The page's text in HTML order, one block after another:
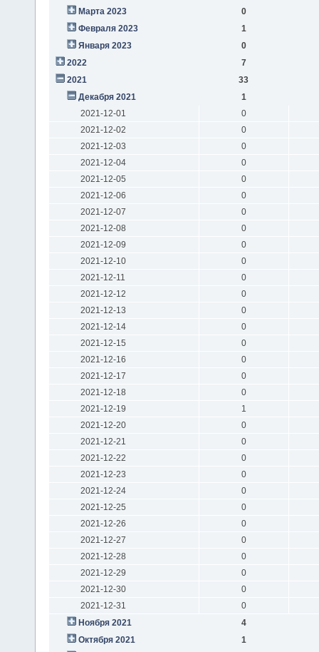
Марта 2023
0
Февраля 2023
1
Января 2023
0
2022
7
2021
33
Декабря 2021
1
2021-12-01
0
2021-12-02
0
2021-12-03
0
2021-12-04
0
2021-12-05
0
2021-12-06
0
2021-12-07
0
2021-12-08
0
2021-12-09
0
2021-12-10
0
2021-12-11
0
2021-12-12
0
2021-12-13
0
2021-12-14
0
2021-12-15
0
2021-12-16
0
2021-12-17
0
2021-12-18
0
2021-12-19
1
2021-12-20
0
2021-12-21
0
2021-12-22
0
2021-12-23
0
2021-12-24
0
2021-12-25
0
2021-12-26
0
2021-12-27
0
2021-12-28
0
2021-12-29
0
2021-12-30
0
2021-12-31
0
Ноября 2021
4
Октября 2021
1